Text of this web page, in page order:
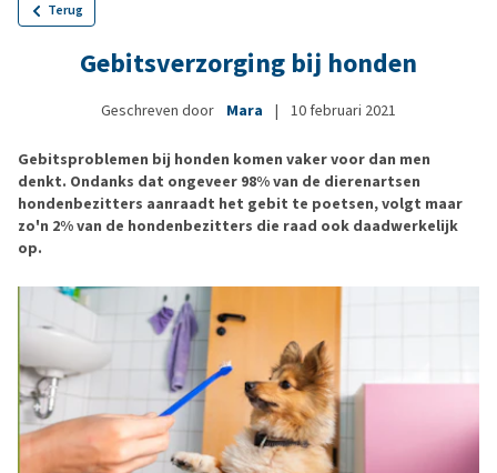
Terug
Gebitsverzorging bij honden
Geschreven door Mara | 10 februari 2021
Gebitsproblemen bij honden komen vaker voor dan men
denkt. Ondanks dat ongeveer 98% van de dierenartsen
hondenbezitters aanraadt het gebit te poetsen, volgt maar
zo'n 2% van de hondenbezitters die raad ook daadwerkelijk
op.